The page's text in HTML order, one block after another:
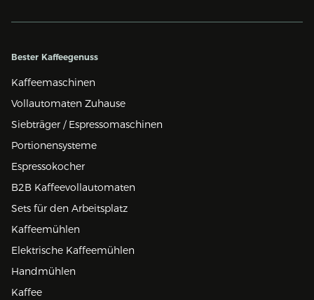
Bester Kaffeegenuss
Kaffeemaschinen
Vollautomaten Zuhause
Siebträger / Espressomaschinen
Portionensysteme
Espressokocher
B2B Kaffeevollautomaten
Sets für den Arbeitsplatz
Kaffeemühlen
Elektrische Kaffeemühlen
Handmühlen
Kaffee